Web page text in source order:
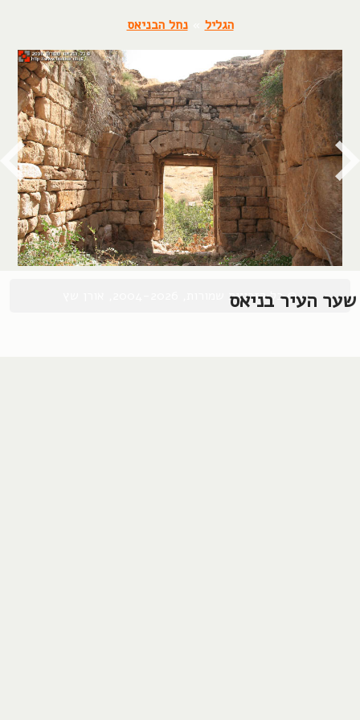
הגליל »נחל הבניאס
שער העיר בניאס
© כל הזכויות שמורות, 2004-2026, אורן שץ